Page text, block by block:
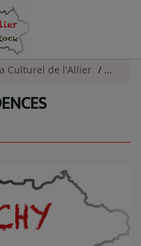
Culturel de l'Allier Visite